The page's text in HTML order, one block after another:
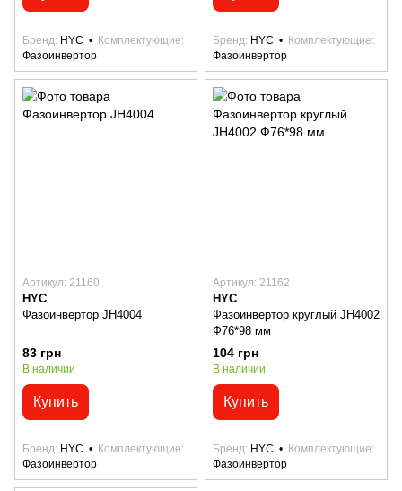
Бренд HYC
Комплектующие
Фазоинвертор
Бренд HYC
Комплектующие
Фазоинвертор
Артикул: 21160
HYC
Фазоинвертор JH4004
83 грн
В наличии
Купить
Бренд HYC
Комплектующие
Фазоинвертор
Артикул: 21162
HYC
Фазоинвертор круглый JH4002
Ф76*98 мм
104 грн
В наличии
Купить
Бренд HYC
Комплектующие
Фазоинвертор